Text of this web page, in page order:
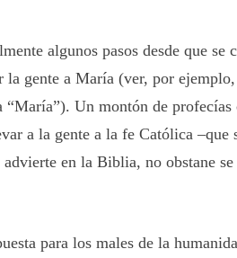
algunos pasos desde que se
gente a María (ver, por ejemplo,
“María”). Un montón de
a la gente a la fe Católica –que
en la Biblia, no obstane
para los males de la